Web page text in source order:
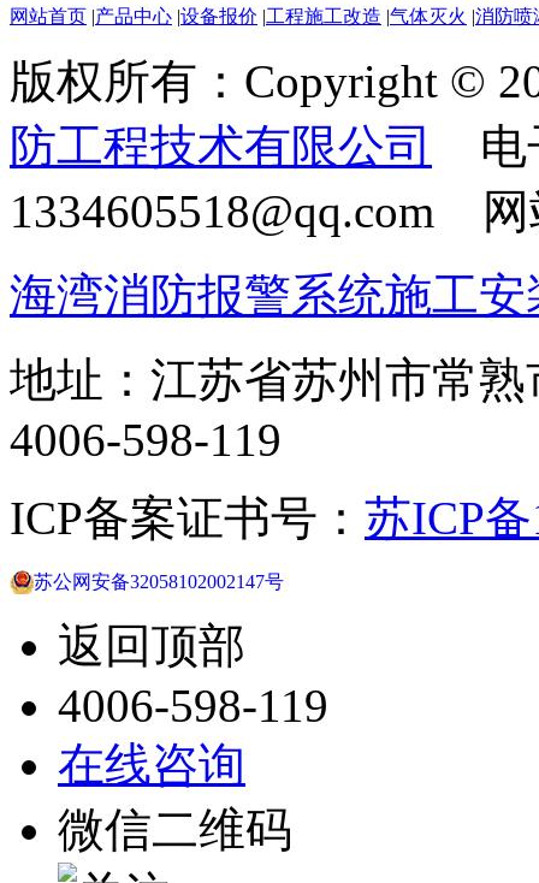
网站首页 |产品中心 |设备报价 |工程施工改造 |气体灭火 |消防喷
版权所有：Copyright ©
防工程技术有限公司
电
1334605518@qq.com
海湾消防报警系统施工
地址：江苏省苏州市常
4006-598-119
ICP备案证书号： 苏ICP
苏公网安备32058102002147号
返回顶部
4006-598-119
在线咨询
微信二维码